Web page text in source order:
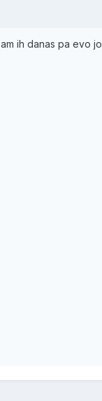
danas pa evo